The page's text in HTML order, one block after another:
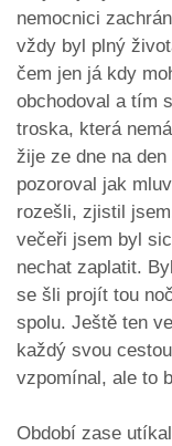
nemocnici
vždy byl plný
čem jen já kdy
obchodoval a tím
troska, která
žije ze dne na
pozoroval jak
rozešli, zjistil
večeři jsem byl
nechat zaplatit.
se šli projít tou
spolu. Ještě ten
každý svou
vzpomínal, ale to
Období zase